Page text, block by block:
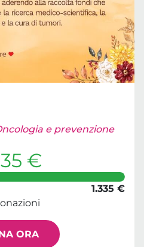
e prevenzione
€
1.335 €
ORA